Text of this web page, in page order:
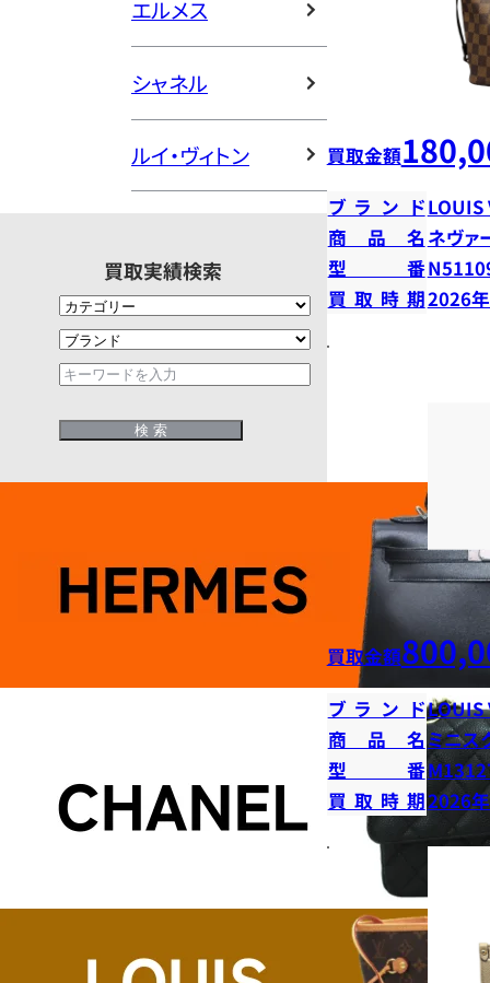
エルメス
シャネル
ルイ・ヴィトン
買取実績検索
買取金額
ブランドLOUIS
商品名 ネヴァ
型番
買取時期2026
買取金額
ブランドLOUIS
商品名ミニス
型番
買取時期2026